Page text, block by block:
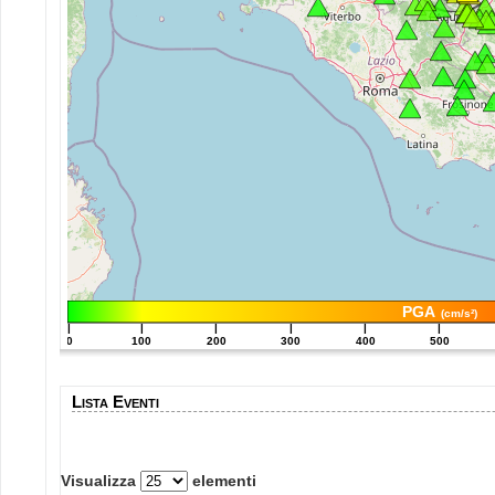
PGA (cm/s²)
|
0
|
100
|
200
|
300
|
400
|
500
Lista Eventi
Visualizza elementi